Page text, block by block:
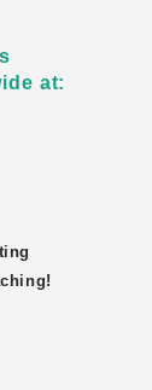
at: